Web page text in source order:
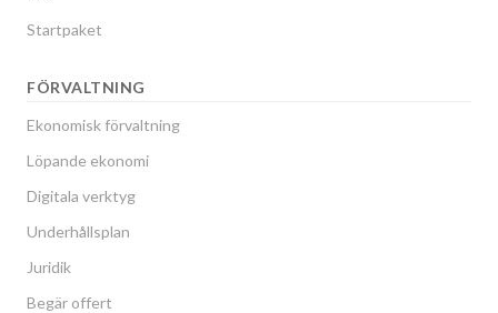
Startpaket
FÖRVALTNING
Ekonomisk förvaltning
Löpande ekonomi
Digitala verktyg
Underhållsplan
Juridik
Begär offert